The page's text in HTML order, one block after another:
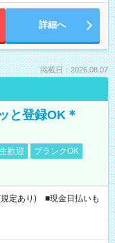
詳細へ
掲載日：2026.08.07
と登録OK＊
歓迎
ブランクOK
定あり) ■現金日払いも